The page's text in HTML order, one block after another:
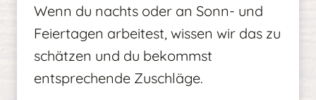
Wenn du nachts oder an Sonn- und
Feiertagen arbeitest, wissen wir das zu
schätzen und du bekommst
entsprechende Zuschläge.